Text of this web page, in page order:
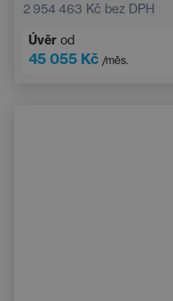
2 954 463 Kč bez DPH
Úvěr od
45 055 Kč /měs.